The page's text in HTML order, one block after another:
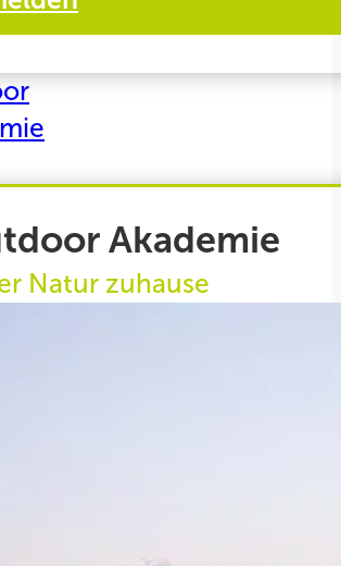
Akademie
Natur zuhause